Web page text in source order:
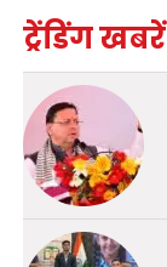
ट्रेंडिंग खबरें